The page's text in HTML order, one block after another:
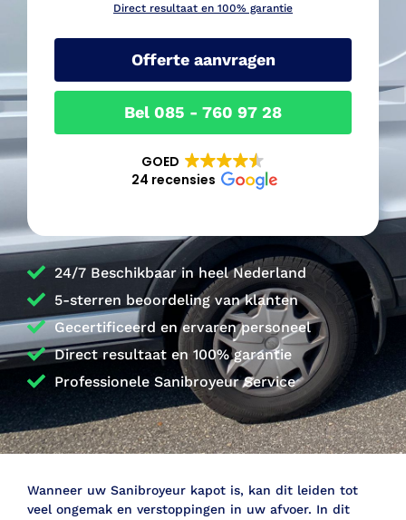
Direct resultaat en 100% garantie
Offerte aanvragen
Bel 085 - 760 97 28
GOED
24 recensies
24/7 Beschikbaar in heel Nederland
5-sterren beoordeling van klanten
Gecertificeerd en ervaren personeel
Direct resultaat en 100% garantie
Professionele Sanibroyeur Service
Wanneer uw Sanibroyeur kapot is, kan dit leiden tot
veel ongemak en verstoppingen in uw afvoer. In dit